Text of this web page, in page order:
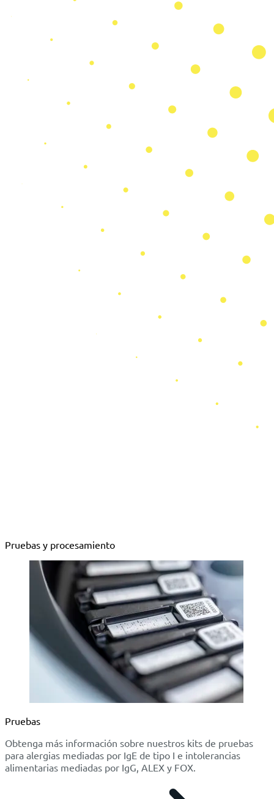
Pruebas y procesamiento
Pruebas
Obtenga más información sobre nuestros kits de pruebas
para alergias mediadas por IgE de tipo I e intolerancias
alimentarias mediadas por IgG, ALEX y FOX.